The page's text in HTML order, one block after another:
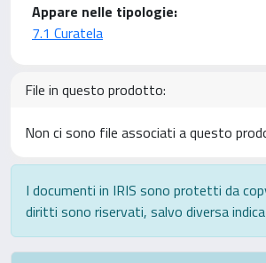
Appare nelle tipologie:
7.1 Curatela
File in questo prodotto:
Non ci sono file associati a questo
I documenti in IRIS sono protetti da
diritti sono riservati, salvo diversa